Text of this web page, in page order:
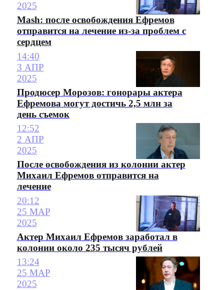
2025
Mash: после освобождения Ефремов
отправится на лечение из-за проблем с
сердцем
14:40
3 АПР
2025
Продюсер Морозов: гонорары актера
Ефремова могут достичь 2,5 млн за
день съемок
12:52
2 АПР
2025
После освобождения из колонии актер
Михаил Ефремов отправится на
лечение
20:12
25 МАР
2025
Актер Михаил Ефремов заработал в
колонии около 235 тысяч рублей
13:24
25 МАР
2025